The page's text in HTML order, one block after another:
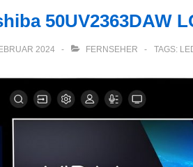
50UV2363DAW
2024 FERNSEHER TAGS: